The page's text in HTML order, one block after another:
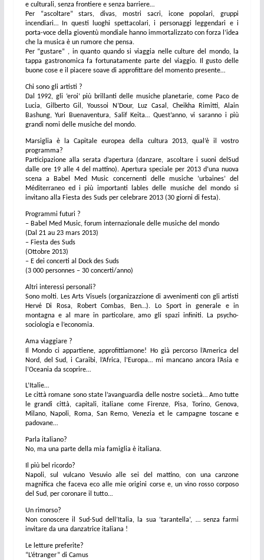
e culturali, senza frontiere e senza barriere…
Per “ascoltare” stars, divas, mostri sacri, icone popolari, gruppi
incendiari… In questi luoghi spettacolari, i personaggi leggendari e i
porta-voce della gioventù mondiale hanno immortalizzato con forza l’idea
che la musica è un rumore che pensa.
Per “gustare” , in quanto quando si viaggia nelle culture del mondo, la
tappa gastronomica fa fortunatamente parte del viaggio. Il gusto delle
buone cose e il piacere soave di approfittare del momento presente…
Chi sono gli artisti ?
Dal 1992, gli ‘eroi’ più brillanti delle musiche planetarie, come Paco de
Lucia, Gilberto Gil, Youssoi N’Dour, Luz Casal, Cheikha Rimitti, Alain
Bashung, Yuri Buenaventura, Salif Keita… Quest’anno, vi saranno i più
grandi nomi delle musiche del mondo.
Marsiglia è la Capitale europea della cultura 2013, qual’è il vostro
programma?
Participazione alla serata d’apertura (danzare, ascoltare i suoni delSud
dalle ore 19 alle 4 del mattino). Apertura speciale per 2013 d’una nuova
scena a Babel Med Music concernenti delle musiche ‘urbaines’ del
Méditerraneo ed i più importanti lables delle musiche del mondo si
invitano alla Fiesta des Suds per celebrare 2013 (30 giorni di festa).
Programmi futuri ?
– Babel Med Music, forum internazionale delle musiche del mondo
(Dal 21 au 23 mars 2013)
– Fiesta des Suds
(Ottobre 2013)
– E dei concerti al Dock des Suds
(3 000 personnes – 30 concerti/anno)
Altri interessi personali?
Sono molti. Les Arts Visuels (organizazzione di avvenimenti con gli artisti
Hervé Di Rosa, Robert Combas, Ben…). Lo Sport in generale e in
montagna e al mare in particolare, amo gli spazi infiniti. La psycho-
sociologia e l’economia.
Ama viaggiare ?
Il Mondo ci appartiene, approfittiamone! Ho già percorso l’America del
Nord, del Sud, i Caraibi, l’Africa, l’Europa… mi mancano ancora l’Asia e
l’Oceania da scoprire…
L’Italie…
Le città romane sono state l’avanguardia delle nostre società… Amo tutte
le grandi città, capitali, italiane come Firenze, Pisa, Torino, Genova,
Milano, Napoli, Roma, San Remo, Venezia et le campagne toscane e
padovane…
Parla italiano?
No, ma una parte della mia famiglia è italiana.
Il più bel ricordo?
Napoli, sul vulcano Vesuvio alle sei del mattino, con una canzone
magnifica che faceva eco alle mie origini corse e, un vino rosso corposo
del Sud, per coronare il tutto…
Un rimorso?
Non conoscere il Sud-Sud dell’Italia, la sua ‘tarantella’, … senza farmi
invitare da una danzatrice italiana !
Le letture preferite?
“L’étranger” di Camus